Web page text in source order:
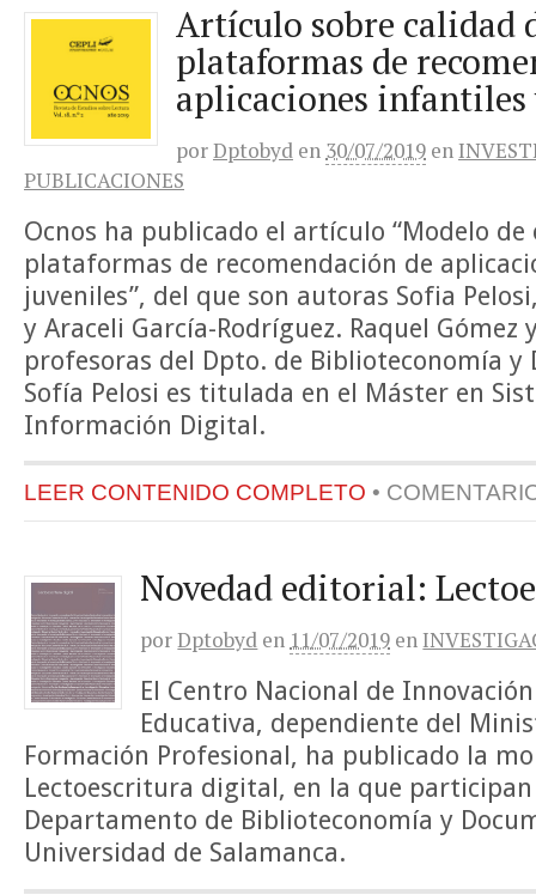
Artículo sobre calidad
plataformas de
aplicaciones infantiles
porDptobyd en 30/07/2019 en
PUBLICACIONES
Ocnos ha publicado el artículo “Modelo de
plataformas de recomendación de
juveniles”, del que son autoras Sofia
y Araceli García-Rodríguez. Raquel Gómez
profesoras del Dpto. de Biblioteconomía y
Sofía Pelosi es titulada en el Máster en
Información Digital.
LEER CONTENIDO COMPLETO •
Novedad editorial:
porDptobyd en 11/07/2019 en
El Centro Nacional de
Educativa, dependiente del
Formación Profesional, ha publicado la
Lectoescritura digital, en la que
Departamento de Biblioteconomía y
Universidad de Salamanca.